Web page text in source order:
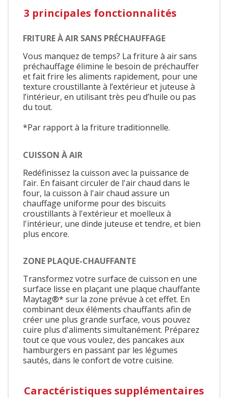
3 principales fonctionnalités
FRITURE À AIR SANS PRÉCHAUFFAGE
Vous manquez de temps? La friture à air sans
préchauffage élimine le besoin de préchauffer
et fait frire les aliments rapidement, pour une
texture croustillante à l’extérieur et juteuse à
l’intérieur, en utilisant très peu d’huile ou pas
du tout.
*Par rapport à la friture traditionnelle.
CUISSON À AIR
Redéfinissez la cuisson avec la puissance de
l’air. En faisant circuler de l'air chaud dans le
four, la cuisson à l'air chaud assure un
chauffage uniforme pour des biscuits
croustillants à l'extérieur et moelleux à
l'intérieur, une dinde juteuse et tendre, et bien
plus encore.
ZONE PLAQUE-CHAUFFANTE
Transformez votre surface de cuisson en une
surface lisse en plaçant une plaque chauffante
Maytag®* sur la zone prévue à cet effet. En
combinant deux éléments chauffants afin de
créer une plus grande surface, vous pouvez
cuire plus d'aliments simultanément. Préparez
tout ce que vous voulez, des pancakes aux
hamburgers en passant par les légumes
sautés, dans le confort de votre cuisine.
Caractéristiques supplémentaires